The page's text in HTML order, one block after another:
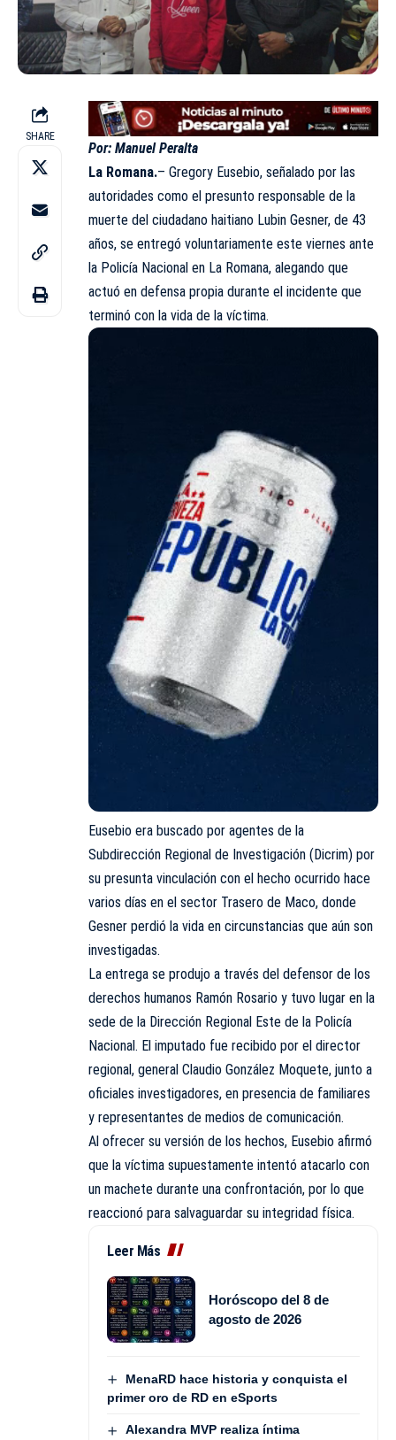
SHARE
Por: Manuel Peralta
La Romana.– Gregory Eusebio, señalado por las
autoridades como el presunto responsable de la
muerte del ciudadano haitiano Lubin Gesner, de 43
años, se entregó voluntariamente este viernes ante
la Policía Nacional en La Romana, alegando que
actuó en defensa propia durante el incidente que
terminó con la vida de la víctima.
Eusebio era buscado por agentes de la
Subdirección Regional de Investigación (Dicrim) por
su presunta vinculación con el hecho ocurrido hace
varios días en el sector Trasero de Maco, donde
Gesner perdió la vida en circunstancias que aún son
investigadas.
La entrega se produjo a través del defensor de los
derechos humanos Ramón Rosario y tuvo lugar en la
sede de la Dirección Regional Este de la Policía
Nacional. El imputado fue recibido por el director
regional, general Claudio González Moquete, junto a
oficiales investigadores, en presencia de familiares
y representantes de medios de comunicación.
Al ofrecer su versión de los hechos, Eusebio afirmó
que la víctima supuestamente intentó atacarlo con
un machete durante una confrontación, por lo que
reaccionó para salvaguardar su integridad física.
Leer Más
Horóscopo del 8 de
agosto de 2026
MenaRD hace historia y conquista el
primer oro de RD en eSports
Alexandra MVP realiza íntima